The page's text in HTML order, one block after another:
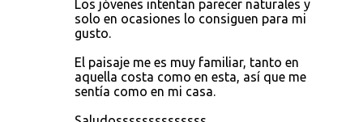
Los jóvenes intentan parecer naturales y
solo en ocasiones lo consiguen para mi
gusto.
El paisaje me es muy familiar, tanto en
aquella costa como en esta, así que me
sentía como en mi casa.